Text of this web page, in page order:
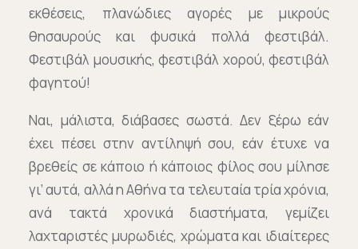
εκθέσεις, πλανώδιες αγορές με μικρούς
θησαυρούς και φυσικά πολλά φεστιβάλ.
Φεστιβάλ μουσικής, φεστιβάλ χορού, φεστιβάλ
φαγητού!
Ναι, μάλιστα, διάβασες σωστά. Δεν ξέρω εάν
έχει πέσει στην αντίληψή σου, εάν έτυχε να
βρεθείς σε κάποιο ή κάποιος φίλος σου μίλησε
γι’ αυτά, αλλά η Αθήνα τα τελευταία τρία χρόνια,
ανά τακτά χρονικά διαστήματα, γεμίζει
λαχταριστές μυρωδιές, χρώματα και ιδιαίτερες